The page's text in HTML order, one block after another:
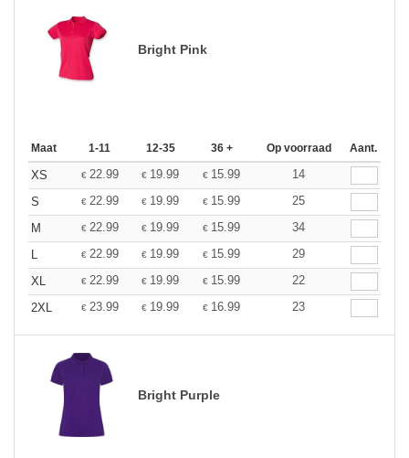
Bright Pink
Maat 1-11 12-35 36 + Op voorraad Aant.
XS € 22.99 € 19.99 € 15.99
14
S
€ 22.99 € 19.99 € 15.99
25
M
€ 22.99 € 19.99 € 15.99
34
L
€ 22.99 € 19.99 € 15.99
29
XL
€ 22.99 € 19.99 € 15.99
22
2XL
€ 23.99 € 19.99 € 16.99 23
Bright Purple